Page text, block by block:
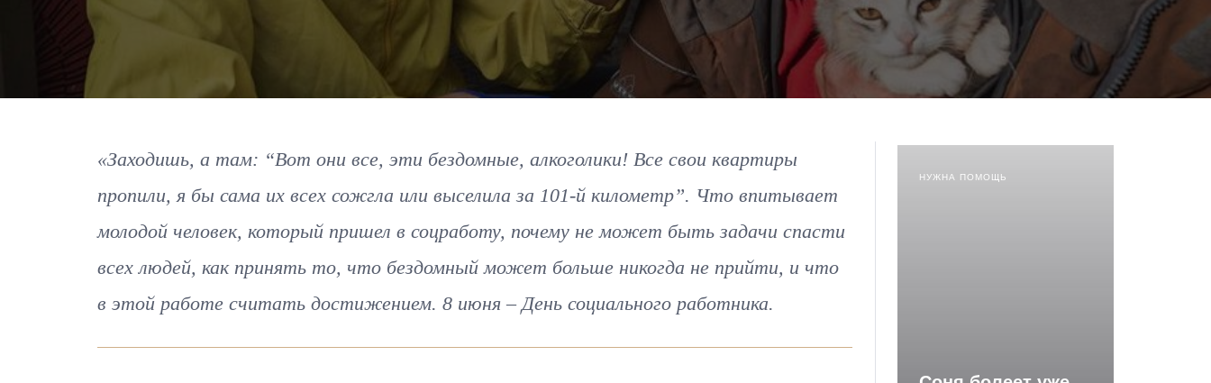
«Заходишь, а там: “Вот они все, эти бездомные, алкоголики! Все свои квартиры
пропили, я бы сама их всех сожгла или выселила за 101-й километр”. Что впитывает
молодой человек, который пришел в соцработу, почему не может быть задачи спасти
всех людей, как принять то, что бездомный может больше никогда не прийти, и что
в этой работе считать достижением. 8 июня – День социального работника.
НУЖНА ПОМОЩЬ